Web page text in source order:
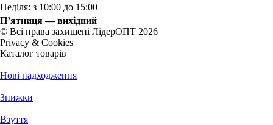
Неділя: з 10:00 до 15:00
П’ятниця — вихідний
© Всі права захищені ЛідерОПТ 2026
Privacy & Cookies
Каталог товарів
Нові надходження
Знижки
Взуття